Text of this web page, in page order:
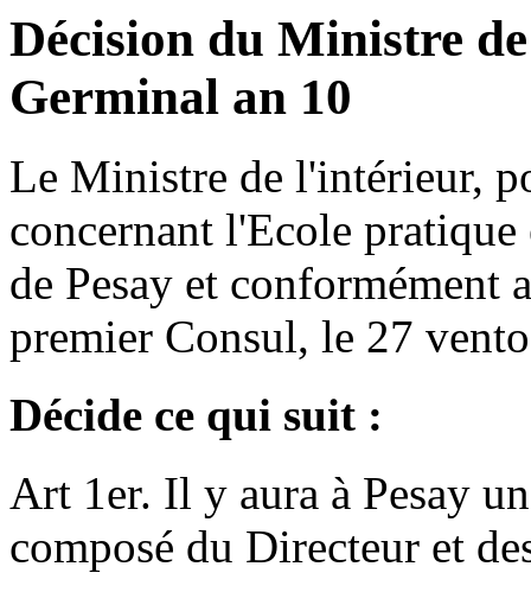
Décision du Ministre
Germinal an 10
Le Ministre de l'intérieur,
concernant l'Ecole
de Pesay et conformément
premier Consul, le 27
Décide ce qui suit :
Art 1er. Il y aura à Pesay
composé du Directeur et